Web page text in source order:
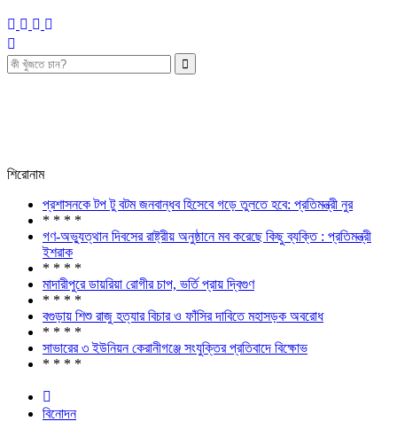
শিরোনাম
প্রশাসনকে টপ টু বটম জনবান্ধব হিসেবে গড়ে তুলতে হবে: প্রতিমন্ত্রী নুর
* * * *
গণ-অভ্যুত্থান দিবসের রাষ্ট্রীয় অনুষ্ঠানে মব করেছে কিছু ব্যক্তি : প্রতিমন্ত্রী
ইশরাক
* * * *
মাদারীপুরে ডায়রিয়া রোগীর চাপ, ভর্তি প্রায় দ্বিগুণ
* * * *
বগুড়ায় শিশু রাজু হত্যার বিচার ও ফাঁসির দাবিতে মহাসড়ক অবরোধ
* * * *
সাভারের ৩ ইউনিয়ন কেরানীগঞ্জে সংযুক্তির প্রতিবাদে বিক্ষোভ
* * * *
বিনোদন